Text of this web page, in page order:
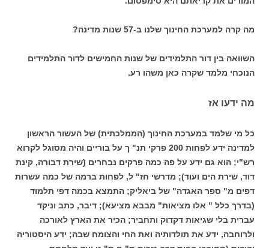
מה קרה למערכת החינוך שלנו ב-57 שנות מדינה?
השוואה בין דור התלמידים של שנות החמישים לדור התלמידים
הנוכחי מלמד שקרה כאן משהו רע.
מה ידעו אז
כל מי שלמד במערכת החינוך (הממלכתית) של העשור הראשון
למדינה ידע לפחות 200 פרקי תנ" ך על בוריים והיה מסוגל לקרוא
רש"י; הוא גם ידע על פה כמה פרקים נבחרים (שירת דבורה, קינת
דוד, שירת הים ועוד); מדרשי חז" ל, לפחות ברמה של כמה עשרות
דפים מ" ספר האגדה" של ביאליק; התמצא בכמה דפי תלמוד
(בדרך כלל " אלו מציאות" מבבא מציעא); דיבר, כתב וניקד
עברית בלי שגיאות דקדוק ותחביר; הכיר את הארץ לאורכה
ולרוחבה, ידע את תולדותיה ואת החי והצומח שבה; ידע היסטוריה